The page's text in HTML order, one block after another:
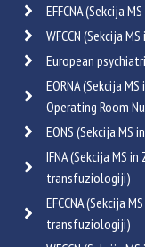
EFFCNA (Sekcija
WFCCN (Sekcija
European
EORNA (Sekcija
Operating Room
EONS (Sekcija MS
IFNA (Sekcija MS
transfuziologiji)
EFCCNA (Sekcija
transfuziologiji)